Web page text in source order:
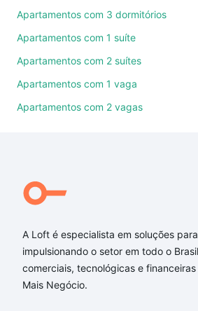
ruas, bairros e até condomínios
também pode usar os filtros
quartos, suítes, com ou sem
comodidades, como piscina,
Qual o preço de Apartamentos
venda em Jardim Alegria,
Aqui na Loft temos a oferta ideal
Apartamentos com 1 banheiro à
Alegria, Sorocaba, SP que
com nossas opções de
Apartamentos com 3 dormitórios
Apartamentos com 1 suíte
Apartamentos com 2 suítes
Apartamentos com 1 vaga
Apartamentos com 2 vagas
A Loft é especialista em soluções
impulsionando o setor em todo o
comerciais, tecnológicas e
Mais Negócio.